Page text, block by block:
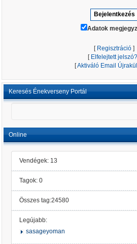
Adatok
[ Regisztráció ]
[ Elfelejtett jelszó?
[Aktiváló Email
Keresés Énekverseny Portál
Online
Vendégek: 13
Tagok: 0
Összes tag:24580
Legújabb:
sasageyoman